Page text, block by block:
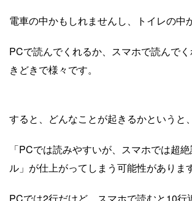
電車の中かもしれませんし、トイレの中
PCで読んでくれるか、スマホで読んで
きどきで様々です。
すると、どんなことが起きるかというと、
「PCでは読みやすいが、スマホでは超
ル」が仕上がってしまう可能性があります
PCでは2行だけど、スマホで読むと10行